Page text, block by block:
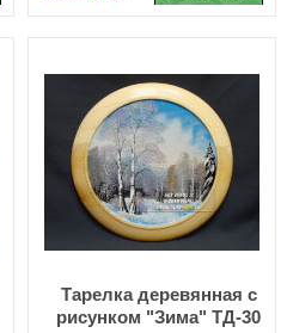
Тарелка деревянная с
рисунком "Зима" ТД-30